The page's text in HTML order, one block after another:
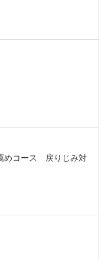
めコース 戻りじみ対